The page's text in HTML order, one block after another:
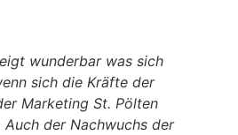
wunderbar was sich
sich die Kräfte der
Marketing St. Pölten
Auch der Nachwuchs der